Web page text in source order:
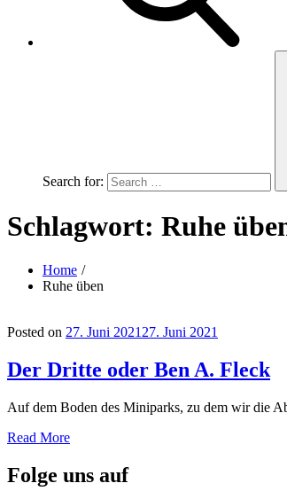
Search for:
Schlagwort: Ruhe
Home
Ruhe üben
Posted on 27. Juni 2021 27. Juni 2021
Der Dritte oder Ben A. Fleck
Auf dem Boden des Miniparks, zu dem wir die
Read More
Folge uns auf